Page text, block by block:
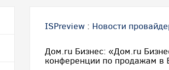
ISPreview : Новости
Дом.ru Бизнес: «Дом.ru
конференции по продажам в